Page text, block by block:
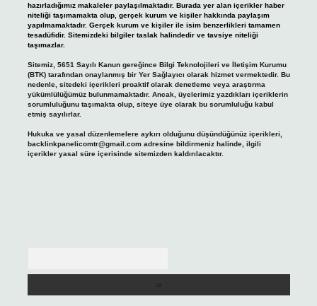
hazırladığımız makaleler paylaşılmaktadır. Burada yer alan içerikler haber
niteliği taşımamakta olup, gerçek kurum ve kişiler hakkında paylaşım
yapılmamaktadır. Gerçek kurum ve kişiler ile isim benzerlikleri tamamen
tesadüfidir. Sitemizdeki bilgiler taslak halindedir ve tavsiye niteliği
taşımazlar.
Sitemiz, 5651 Sayılı Kanun gereğince Bilgi Teknolojileri ve İletişim Kurumu
(BTK) tarafından onaylanmış bir Yer Sağlayıcı olarak hizmet vermektedir. Bu
nedenle, sitedeki içerikleri proaktif olarak denetleme veya araştırma
yükümlülüğümüz bulunmamaktadır. Ancak, üyelerimiz yazdıkları içeriklerin
sorumluluğunu taşımakta olup, siteye üye olarak bu sorumluluğu kabul
etmiş sayılırlar.
Hukuka ve yasal düzenlemelere aykırı olduğunu düşündüğünüz içerikleri,
backlinkpanelicomtr@gmail.comadresine bildirmeniz halinde, ilgili
içerikler yasal süre içerisinde sitemizden kaldırılacaktır.